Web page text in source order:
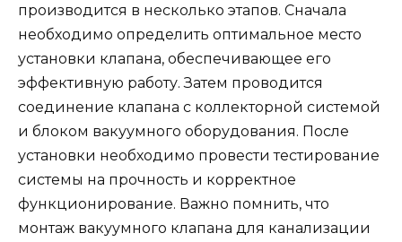
производится в несколько этапов. Сначала
необходимо определить оптимальное место
установки клапана, обеспечивающее его
эффективную работу. Затем проводится
соединение клапана с коллекторной системой
и блоком вакуумного оборудования. После
установки необходимо провести тестирование
системы на прочность и корректное
функционирование. Важно помнить, что
монтаж вакуумного клапана для канализации